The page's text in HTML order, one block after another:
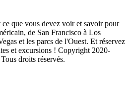
que vous devez voir et savoir pour
de San Francisco à Los
et les parcs de l'Ouest. Et réservez
et excursions ! Copyright 2020-
droits réservés.